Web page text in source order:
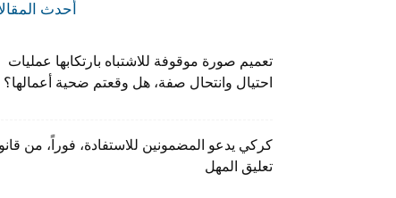
أحدث
تعميم صورة موقوفة للاشتباه بارتكابها عمليات
احتيال وانتحال صفة، هل وقعتم ضحية أعمالها؟
كركي يدعو المضمونين للاستفادة، فوراً، من
تعليق المهل